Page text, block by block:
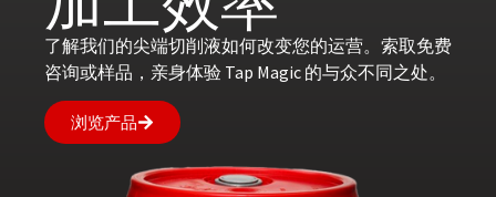
了解我们的尖端切削液如何改变您的运营。索取免费
咨询或样品，亲身体验 Tap Magic 的与众不同之处。
浏览产品